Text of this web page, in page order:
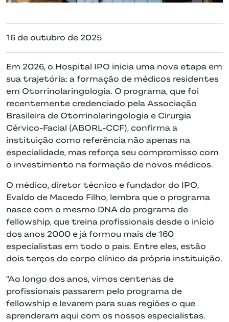
16 de outubro de 2025
Em 2026, o Hospital IPO inicia uma nova etapa em
sua trajetória: a formação de médicos residentes
em Otorrinolaringologia. O programa, que foi
recentemente credenciado pela Associação
Brasileira de Otorrinolaringologia e Cirurgia
Cérvico-Facial (ABORL-CCF), confirma a
instituição como referência não apenas na
especialidade, mas reforça seu compromisso com
o investimento na formação de novos médicos.
O médico, diretor técnico e fundador do IPO,
Evaldo de Macedo Filho, lembra que o programa
nasce com o mesmo DNA do programa de
fellowship, que treina profissionais desde o início
dos anos 2000 e já formou mais de 160
especialistas em todo o país. Entre eles, estão
dois terços do corpo clínico da própria instituição.
“Ao longo dos anos, vimos centenas de
profissionais passarem pelo programa de
fellowship e levarem para suas regiões o que
aprenderam aqui com os nossos especialistas.